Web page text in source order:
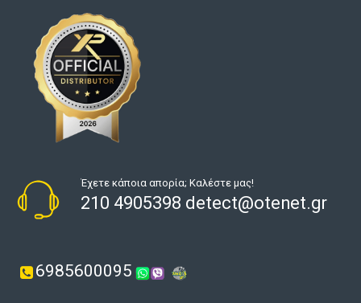
Έχετε κάποια απορία; Καλέστε μας!
210 4905398 detect@otenet.gr
6985600095